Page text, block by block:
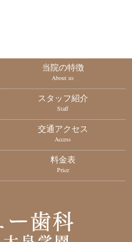
当院の特徴
About us
スタッフ紹介
Staff
交通アクセス
Access
料金表
Price